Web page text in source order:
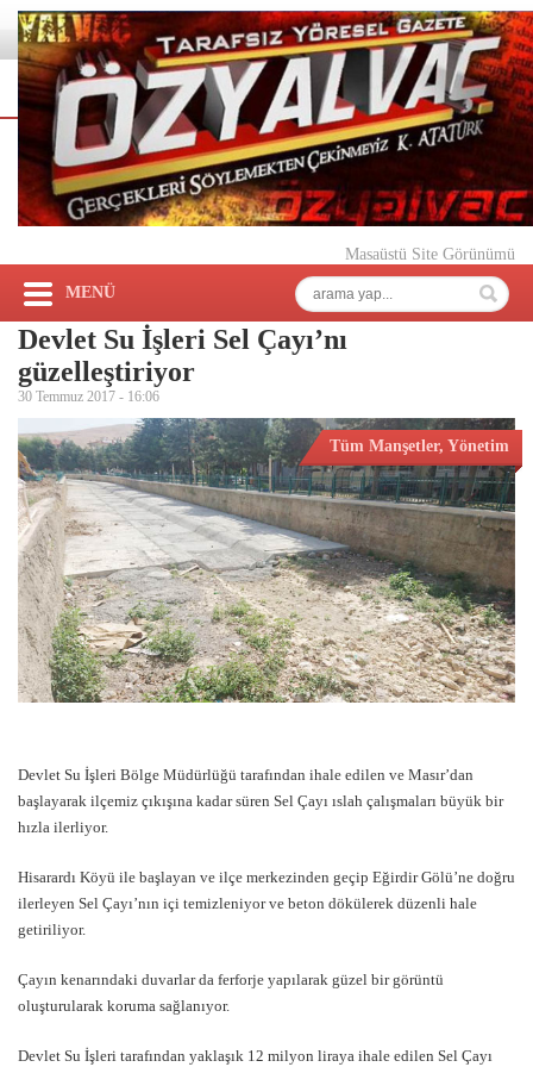
Masaüstü Site Görünümü
MENÜ
Devlet Su İşleri Sel Çayı’nı
güzelleştiriyor
30 Temmuz 2017 - 16:06
Tüm Manşetler, Yönetim
Devlet Su İşleri Bölge Müdürlüğü tarafından ihale edilen ve Masır’dan
başlayarak ilçemiz çıkışına kadar süren Sel Çayı ıslah çalışmaları büyük bir
hızla ilerliyor.
Hisarardı Köyü ile başlayan ve ilçe merkezinden geçip Eğirdir Gölü’ne doğru
ilerleyen Sel Çayı’nın içi temizleniyor ve beton dökülerek düzenli hale
getiriliyor.
Çayın kenarındaki duvarlar da ferforje yapılarak güzel bir görüntü
oluşturularak koruma sağlanıyor.
Devlet Su İşleri tarafından yaklaşık 12 milyon liraya ihale edilen Sel Çayı